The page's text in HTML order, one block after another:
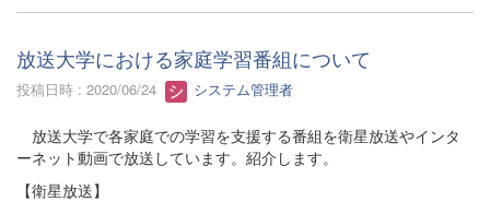
放送大学における家庭学習番組について
投稿日時 : 2020/06/24 システム管理者
放送大学で各家庭での学習を支援する番組を衛星放送やインタ
ーネット動画で放送しています。紹介します。
【衛星放送】